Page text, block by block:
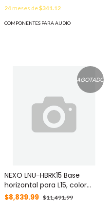
24meses de$341.12
COMPONENTES PARA AUDIO
AGOTADO
NEXO LNU-HBRK15 Base
horizontal para L15, color
negro
$8,839.99 $11,491.99